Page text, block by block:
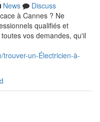
News
Discuss
à Cannes ? Ne
qualifiés et
vos demandes, qu'il
un-Électricien-à-